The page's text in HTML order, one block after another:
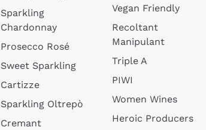
Sparkling
Chardonnay
Prosecco Rosé
Sweet Sparkling
Cartizze
Sparkling Oltrepò
Cremant
Vegan Friendly
Recoltant
Manipulant
Triple A
PIWI
Women Wines
Heroic Producers